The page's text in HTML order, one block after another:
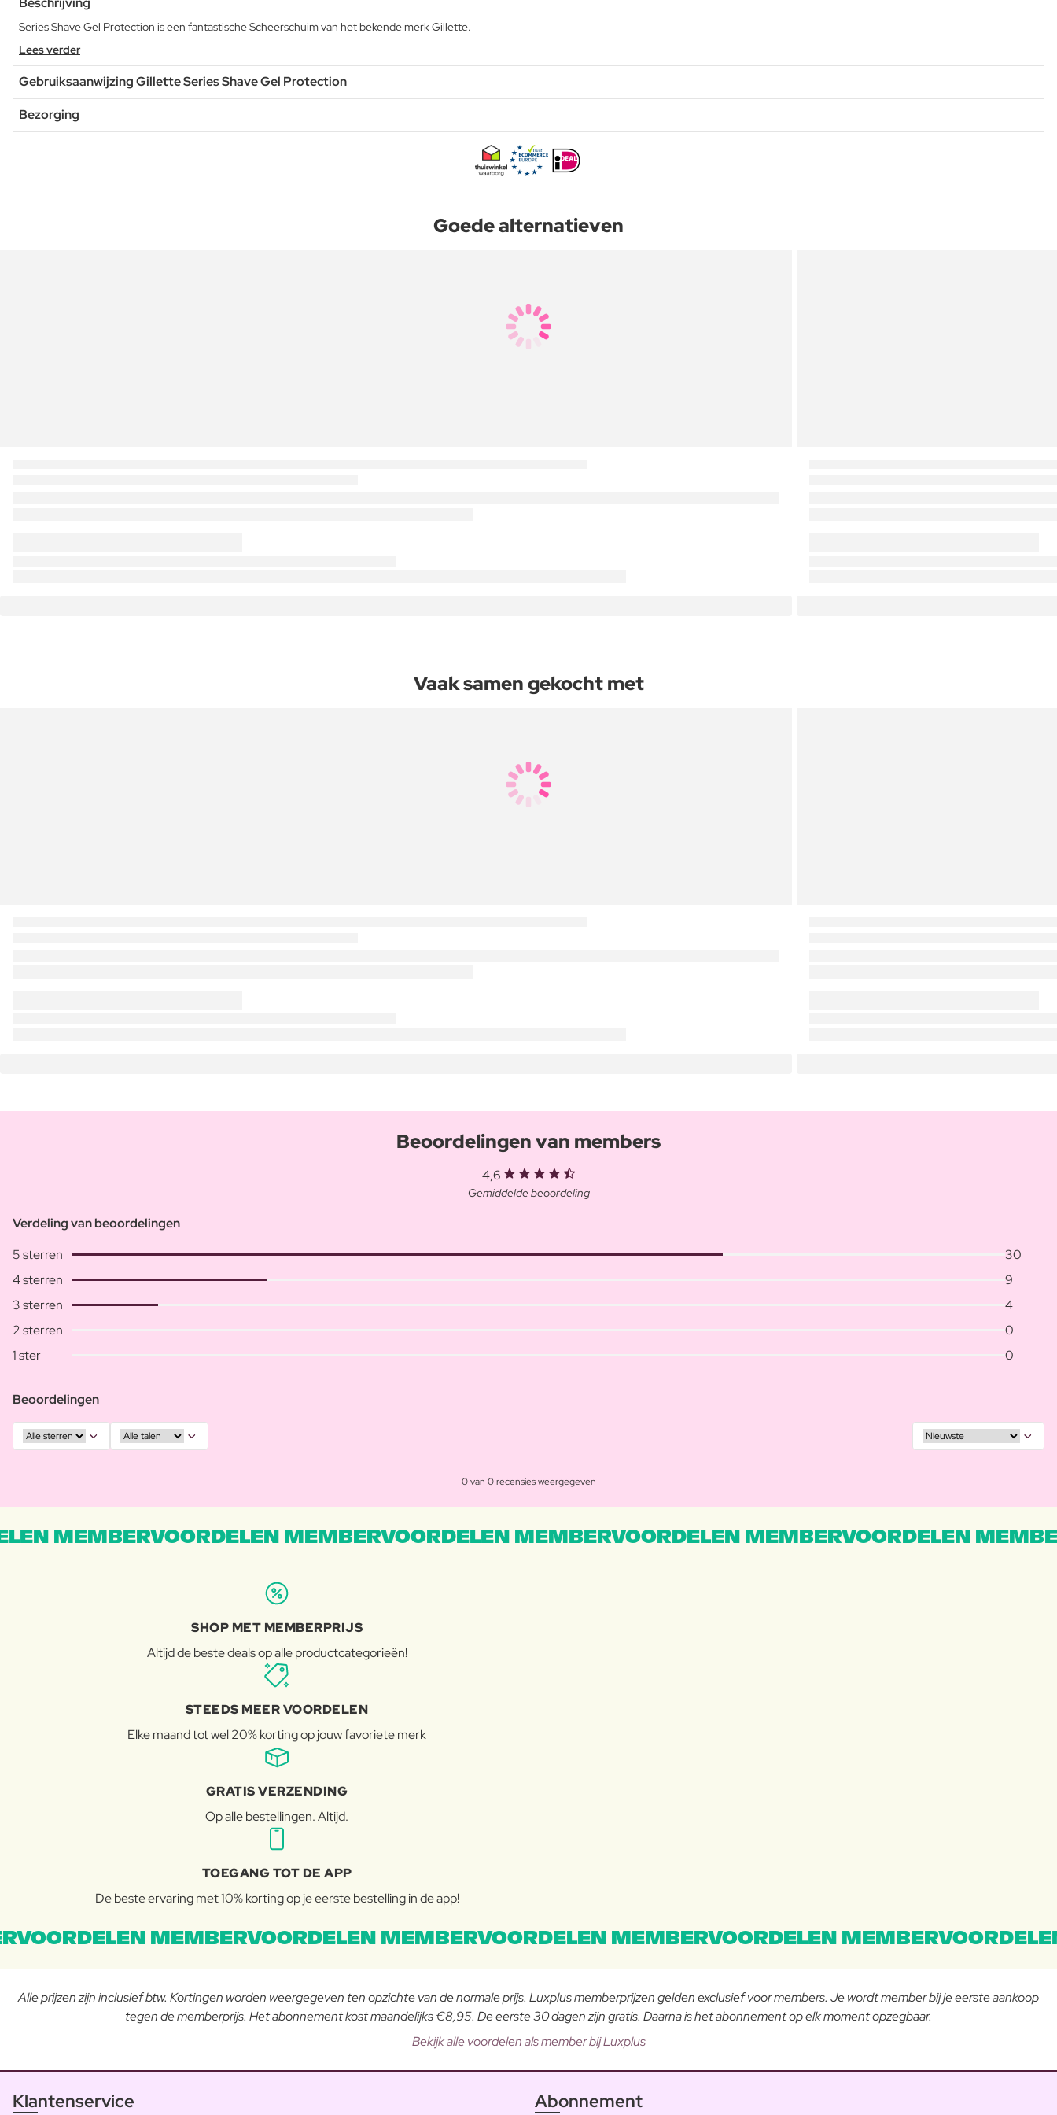
Series Shave Gel Protection is een fantastische Scheerschuim van het bekende merk Gillette.
Lees verder
Gebruiksaanwijzing Gillette Series Shave Gel Protection
Bezorging
Goede alternatieven
Vaak samen gekocht met
Beoordelingen van members
4,6
Gemiddelde beoordeling
Verdeling van beoordelingen
5 sterren
30
4 sterren
9
3 sterren
4
2 sterren
0
1 ster
0
Beoordelingen
0 van 0 recensies weergegeven
MEMBERVOORDELEN MEMBERVOORDELEN MEMBERVOORDELEN MEMBERVOORDELEN
SHOP MET MEMBERPRIJS
Altijd de beste deals op alle productcategorieën!
STEEDS MEER VOORDELEN
Elke maand tot wel 20% korting op jouw favoriete merk
GRATIS VERZENDING
Op alle bestellingen. Altijd.
TOEGANG TOT DE APP
De beste ervaring met 10% korting op je eerste bestelling in de app!
MEMBERVOORDELEN MEMBERVOORDELEN MEMBERVOORDELEN
Alle prijzen zijn inclusief btw. Kortingen worden weergegeven ten opzichte van de normale prijs. Luxplus memberprijzen gelden exclusief voor members. Je wordt member bij je eerste aankoop
tegen de memberprijs. Het abonnement kost maandelijks €8,95. De eerste 30 dagen zijn gratis. Daarna is het abonnement op elk moment opzegbaar.
Bekijk alle voordelen als member bij Luxplus
Klantenservice Abonnement